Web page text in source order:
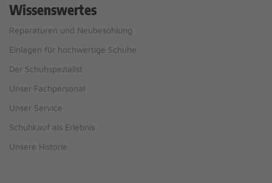
Wissenswertes
Reparaturen und Neubesohlung
Einlagen für hochwertige Schuhe
Der Schuhspezialist
Unser Fachpersonal
Unser Service
Schuhkauf als Erlebnis
Unsere Historie